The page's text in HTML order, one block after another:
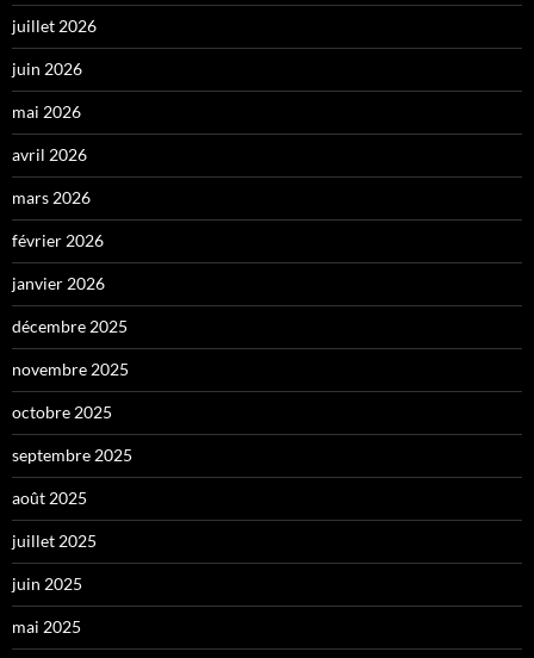
juillet 2026
juin 2026
mai 2026
avril 2026
mars 2026
février 2026
janvier 2026
décembre 2025
novembre 2025
octobre 2025
septembre 2025
août 2025
juillet 2025
juin 2025
mai 2025